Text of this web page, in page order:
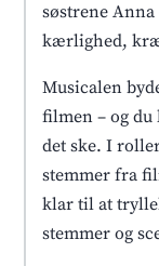
søstrene
kærlighed,
Musicalen
filmen – og du
det ske. I
stemmer fra
klar til at
stemmer og